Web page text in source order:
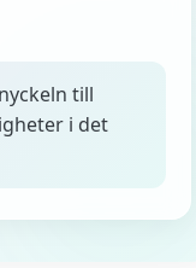
till
i det